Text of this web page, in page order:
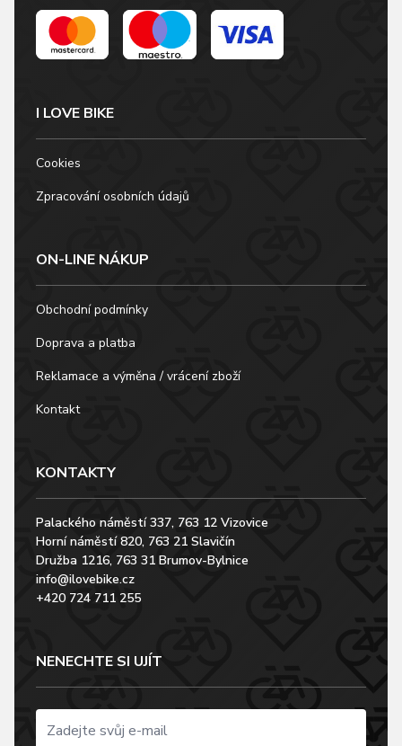
I LOVE BIKE
Cookies
Zpracování osobních údajů
ON-LINE NÁKUP
Obchodní podmínky
Doprava a platba
Reklamace a výměna / vrácení zboží
Kontakt
KONTAKTY
Palackého náměstí 337, 763 12 Vizovice
Horní náměstí 820, 763 21 Slavičín
Družba 1216, 763 31 Brumov-Bylnice
info@ilovebike.cz
+420 724 711 255
NENECHTE SI UJÍT